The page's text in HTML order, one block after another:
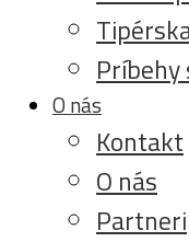
O nás
Kontakt
O nás
Partneri